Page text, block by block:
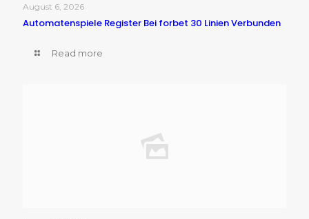
August 6, 2026
Automatenspiele Register Bei forbet 30 Linien Verbunden
Read more